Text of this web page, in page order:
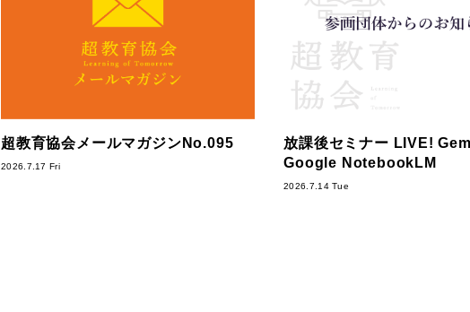
超教育協会メールマガジンNo.095
2026.7.17 Fri
放課後セミナー LIVE!
Google NotebookLM
2026.7.14 Tue